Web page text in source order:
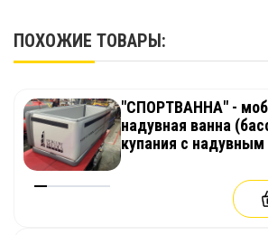
устранения случайных
Восстановление после
Уменьшайте мышечную боль,
ускоряйте регенерацию.
Криотерапия и
иммунитет, повышайте
ПОХОЖИЕ ТОВАРЫ:
"СПОРТВАННА" -
надувная ванна
купания с